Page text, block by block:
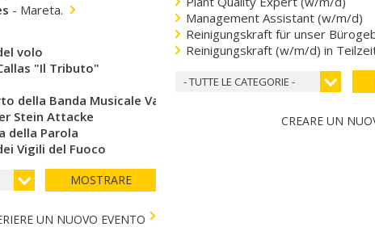
- Mareta.
volo
"Il Tributo"
della Banda Musicale Val di Vizze
Stein Attacke
della Parola
Vigili del Fuoco
MOSTRARE
UN NUOVO EVENTO
Management Assistant (w/m/d)
Reinigungskraft für unser
Reinigungskraft (w/m/d) in
- TUTTE LE CATEGORIE -
CREARE UN